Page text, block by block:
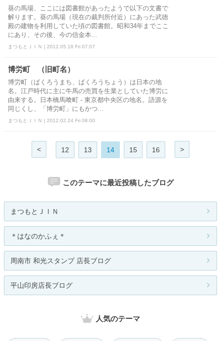
葵の馬場、ここには図書館があったようで以下の文書で
解ります。葵の馬場（現在の裁判所付近）にあった武徳
殿の建物を利用していた頃の図書館。昭和34年までここ
にあり、その後、今の信金本...
まつもとＪＩＮ | 2012.05.18 Fri 07:07
博労町 （旧町名）
博労町（ばくろうまち、ばくろうちょう）は日本の地
名。江戸時代に主に牛馬の売買を生業としていた博労に
由来する。日本橋馬喰町 - 東京都中央区の地名。語源を
同じくし、「博労町」にもかつ...
まつもとＪＩＮ | 2012.02.24 Fri 08:00
< 12 13 14 15 16 >
このテーマに最近投稿したブログ
まつもとＪＩＮ
＊はなのかふぇ＊
周南市 和光スタンプ 店長ブログ
平山印房店長ブログ
人気のテーマ